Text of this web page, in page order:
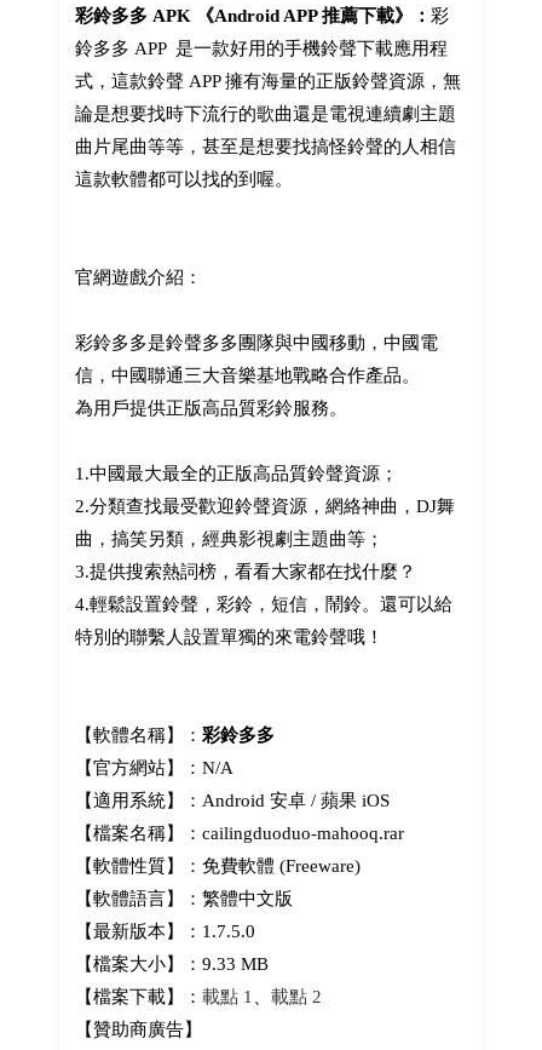
彩鈴多多 APK 《Android APP 推薦下載》： 彩
鈴多多 APP 是一款好用的手機鈴聲下載應用程
式，這款鈴聲 APP 擁有海量的正版鈴聲資源，無
論是想要找時下流行的歌曲還是電視連續劇主題
曲片尾曲等等，甚至是想要找搞怪鈴聲的人相信
這款軟體都可以找的到喔。
官網遊戲介紹：
彩鈴多多是鈴聲多多團隊與中國移動，中國電
信，中國聯通三大音樂基地戰略合作產品。
為用戶提供正版高品質彩鈴服務。
1.中國最大最全的正版高品質鈴聲資源；
2.分類查找最受歡迎鈴聲資源，網絡神曲，DJ舞
曲，搞笑另類，經典影視劇主題曲等；
3.提供搜索熱詞榜，看看大家都在找什麼？
4.輕鬆設置鈴聲，彩鈴，短信，鬧鈴。還可以給
特別的聯繫人設置單獨的來電鈴聲哦！
【軟體名稱】： 彩鈴多多
【官方網站】：N/A
【適用系統】：Android 安卓 / 蘋果 iOS
【檔案名稱】：cailingduoduo-mahooq.rar
【軟體性質】：免費軟體 (Freeware)
【軟體語言】：繁體中文版
【最新版本】：1.7.5.0
【檔案大小】：9.33 MB
【檔案下載】： 載點 1、 載點 2
【贊助商廣告】